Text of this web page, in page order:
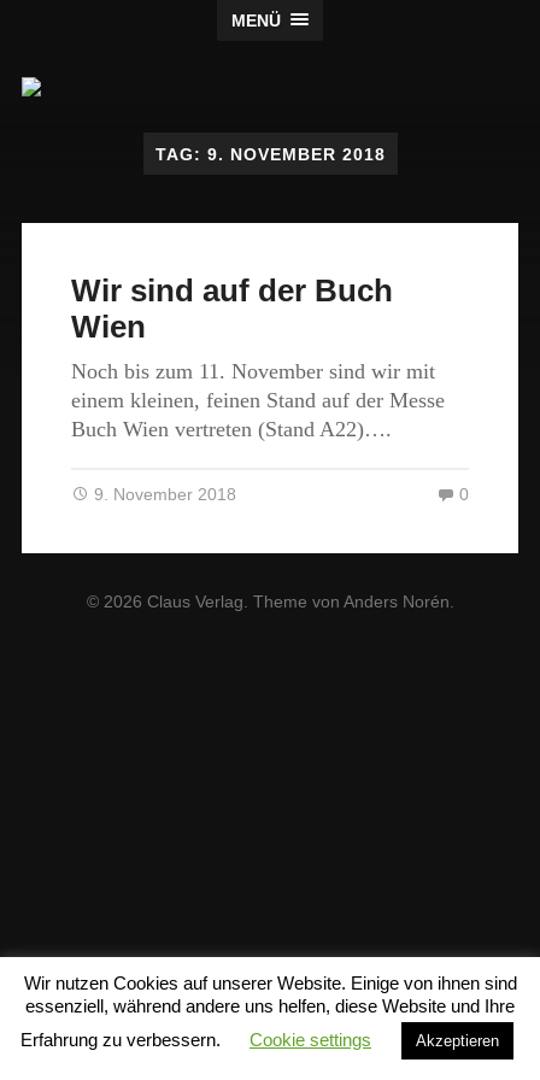
MENÜ
Verlag
TAG: 9. NOVEMBER 2018
Wir sind auf der Buch
Wien
Noch bis zum 11. November sind wir mit
einem kleinen, feinen Stand auf der Messe
Buch Wien vertreten (Stand A22)….
9. November 2018 0
© 2026 Claus Verlag. Theme von Anders Norén.
Wir nutzen Cookies auf unserer Website. Einige von ihnen sind
essenziell, während andere uns helfen, diese Website und Ihre
Erfahrung zu verbessern.
Cookie settings Akzeptieren